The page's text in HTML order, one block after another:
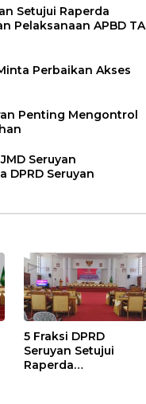
Setujui Raperda
Pelaksanaan APBD TA
Perbaikan Akses
Penting Mengontrol
Seruyan
DPRD Seruyan
5 Fraksi DPRD
Seruyan Setujui
Raperda